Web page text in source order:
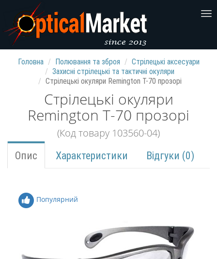
Головна Полювання та зброя
Стрілецькі аксесуари
Захисні стрілецькі та тактичні окуляри
Стрілецькі окуляри Remington T-70 прозорі
Стрілецькі окуляри
Remington T-70 прозорі
(Код товару 103560-04)
Опис Характеристики Відгуки (0)
Популярний